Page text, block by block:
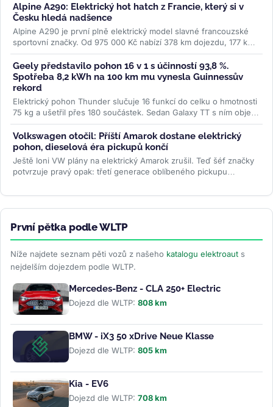
Alpine A290: Elektrický hot hatch z Francie, který si v
Česku hledá nadšence
Alpine A290 je první plně elektrický model slavné francouzské
sportovní značky. Od 975 000 Kč nabízí 378 km dojezdu, 177 koní
a jízdní...>>
Geely představilo pohon 16 v 1 s účinností 93,8 %.
Spotřeba 8,2 kWh na 100 km mu vynesla Guinnessův
rekord
Elektrický pohon Thunder slučuje 16 funkcí do celku o hmotnosti
75 kg a ušetřil přes 180 součástek. Sedan Galaxy TT s ním objel
jezero...>>
Volkswagen otočil: Příští Amarok dostane elektrický
pohon, dieselová éra pickupů končí
Ještě loni VW plány na elektrický Amarok zrušil. Teď šéf značky
potvrzuje pravý opak: třetí generace oblíbeného pickupu
První pětka podle WLTP
Níže najdete seznam pěti vozů z našeho katalogu elektroaut s
nejdelším dojezdem podle WLTP.
Mercedes-Benz - CLA 250+ Electric
Dojezd dle WLTP: 808 km
BMW - iX3 50 xDrive Neue Klasse
Dojezd dle WLTP: 805 km
Kia - EV6
Dojezd dle WLTP: 708 km